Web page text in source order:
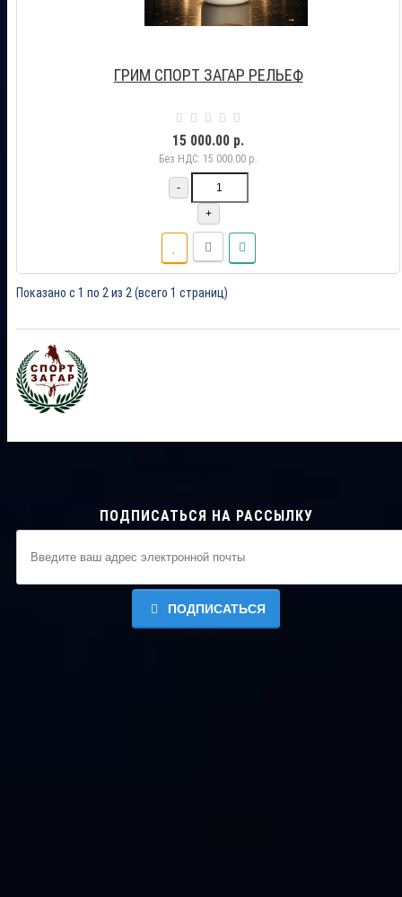
ГРИМ СПОРТ ЗАГАР РЕЛЬЕФ
15 000.00 р.
Без НДС: 15 000.00 р.
-
+
Показано с 1 по 2 из 2 (всего 1 страниц)
ПОДПИСАТЬСЯ НА РАССЫЛКУ
ПОДПИСАТЬСЯ